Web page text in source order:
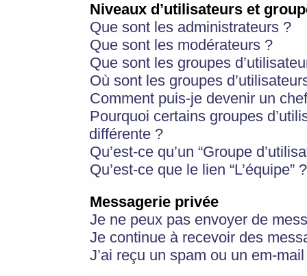
Niveaux d’utilisateurs et
Que sont les administrateurs ?
Que sont les modérateurs ?
Que sont les groupes
Où sont les groupes
Comment puis-je devenir un
Pourquoi certains groupes
différente ?
Qu’est-ce qu’un “Groupe
Qu’est-ce que le lien “L’équipe” ?
Messagerie privée
Je ne peux pas envoyer de
Je continue à recevoir des
J’ai reçu un spam ou un em-